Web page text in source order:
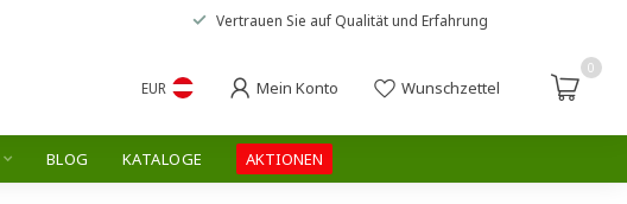
Vertrauen Sie auf Qualität und Erfahrung
EUR Mein Konto Wunschzettel
0
BLOG KATALOGE AKTIONEN